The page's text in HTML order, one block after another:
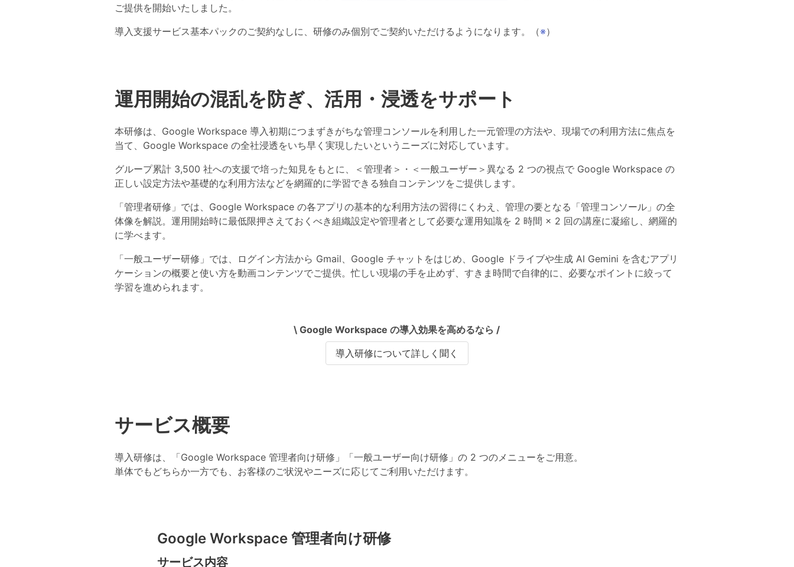
ご提供を開始いたしました。
導入支援サービス基本パックのご契約なしに、研修のみ個別でご契約いただけるようになります。（※）
運用開始の混乱を防ぎ、活用・浸透をサポート
本研修は、Google Workspace 導入初期につまずきがちな管理コンソールを利用した一元管理の方法や、現場での利用方法に焦点を
当て、Google Workspace の全社浸透をいち早く実現 したいというニーズに対応しています。
グループ累計 3,500 社への支援で培った知見をもとに、＜管理者＞・＜一般ユーザー＞異なる 2 つの視点で Google Workspace の
正しい設定方法や基礎的な利用方法などを網羅的に学習できる独自コンテンツをご提供します。
「管理者研修」では、Google Workspace の各アプリの基本的な利用方法の習得にくわえ、管理の要となる「管理コンソール」の全
体像を解説。運用開始時に最低限押さえておくべき組織設定や管理者として必要な運用知識を 2 時間 × 2 回の講座に凝縮し、網羅的
に学べます。
「一般ユーザー研修」では、ログイン方法から Gmail、Google チャットをはじめ、Google ドライブや生成 AI Gemini を含むアプリ
ケーションの概要と使い方を動画コンテンツでご提供。忙しい現場の手を止めず、すきま時間で自律的に、必要なポイントに絞って
学習を進められます。
\ Google Workspace の導入効果を高めるなら /
導入研修について詳しく聞く
サービス概要
導入研修は、「Google Workspace 管理者向け研修」「一般ユーザー向け研修」の 2 つのメニューをご用意。
単体でもどちらか一方でも、お客様のご状況やニーズに応じてご利用いただけます。
Google Workspace 管理者向け研修
サービス内容